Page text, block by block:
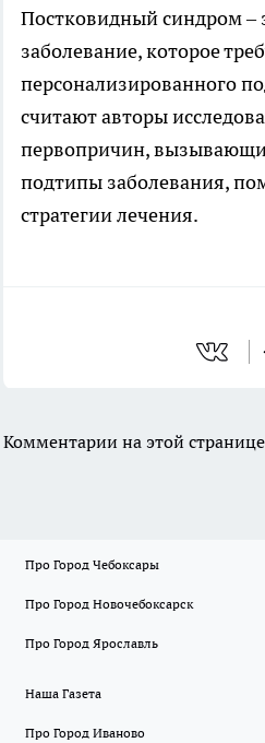
Постковидный синдром –
заболевание, которое
персонализированного
считают авторы
первопричин,
подтипы заболевания,
стратегии лечения.
Комментарии на этой
Про Город Чебоксары
Про Город Новочебоксарск
Про Город Ярославль
Наша Газета
Про Город Иваново